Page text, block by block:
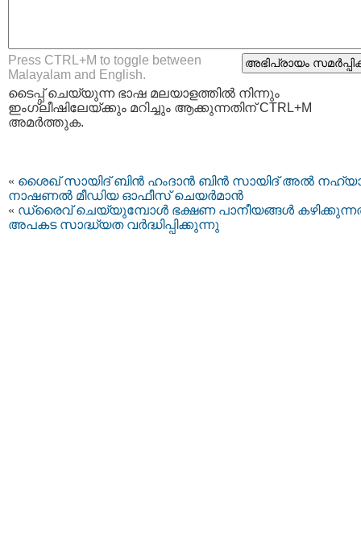
Press CTRL+M to toggle between
Malayalam and English.
ടൈപ്പ്‌ ചെയ്യുന്ന ഭാഷ മലയാളത്തില്‍ നിന്നും
ഇംഗ്ലീഷിലേയ്ക്കും മറിച്ചും ആക്കുന്നതിന് CTRL+M
അമര്‍ത്തുക.
« ശൈഖ് സായിദ് ബിൻ ഹംദാൻ ബിൻ സായിദ് അൽ
നാഷണൽ മീഡിയ ഓഫീസ് ചെയർമാന്‍
« ഡ്രൈവ് ചെയ്യുമ്പോൾ ഭക്ഷണ പാനീയങ്ങൾ
അപകട സാദ്ധ്യത വർദ്ധിപ്പിക്കുന്നു